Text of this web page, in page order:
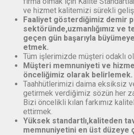
ve hizmet kalitemizi sürekli
Faaliyet gösterdiğimiz demir
sektöründe,uzmanlığımız ve
geçen gün başarıyla
etmek.
Tüm işlerimizde müşteri odaklı
Müşteri memnuniyeti ve
önceliğimiz olarak belirlemek.
Taahhütlerimizi daima eksiksiz
getirmek verdiğimiz sözün her
Bizi öncelikli kılan farkımız
ettirmek.
Yüksek standartlı,kaliteden
memnuniyetini en üst düzeye